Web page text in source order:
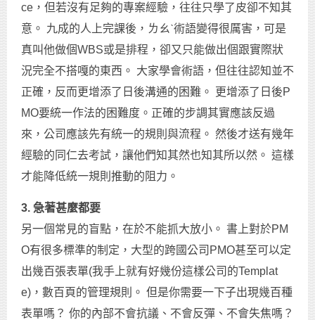
ce，但若沒有足夠的專案經驗，往往只學了皮卻不知其
意。 九成的人上完課後，ㄌㄠˋ術語變得很厲害，可是
真叫他做個WBS或是排程，卻又只能做出個跟實際狀
況完全不搭嘎的東西。 大家學會術語，但往往認知並不
正確，反而更增添了日後溝通的困難。 更增添了日後P
MO要統一作法的困難度。正確的步調其實應該反過
來，公司應該先有統一的規則與流程。 然後才送有幾年
經驗的同仁去考試，讓他們知其然也知其所以然。 這樣
才能降低統一規則推動的阻力。
3. 急著甚麼都要
另一個常見的盲點，在於不能抓大放小。 書上對於PM
O有很多標準的制定，大型的跨國公司PMO甚至可以定
出幾百張表單(我手上就有好幾份這樣公司的Templat
e)，數百頁的管理規則。 但是你需要一下子出現幾百種
表單嗎？ 你的內部不會抗議、不會反彈、不會失焦嗎？